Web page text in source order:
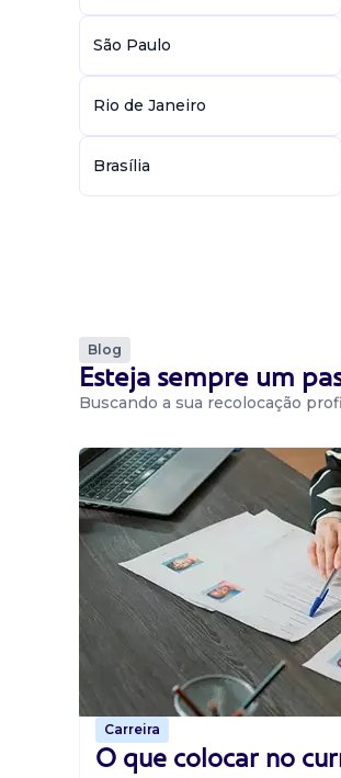
São Paulo
Rio de Janeiro
Brasília
Blog
Esteja sempre um
Buscando a sua recolocação
Carreira
O que colocar no